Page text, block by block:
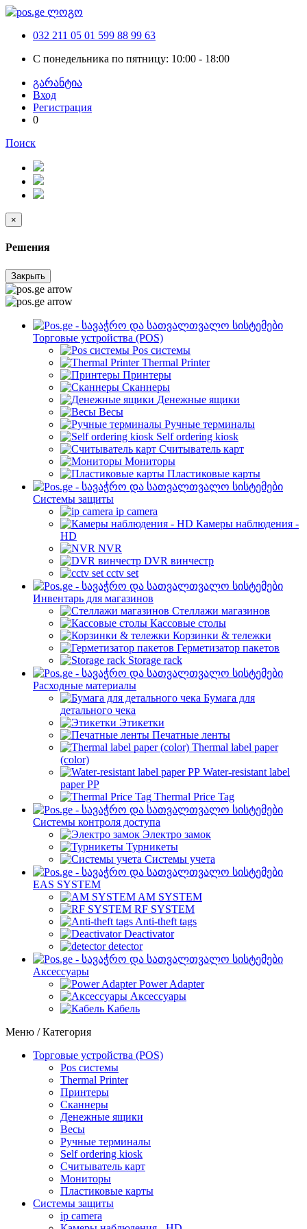
032 211 05 01 599 88 99 63
С понедельника по пятницу: 10:00 - 18:00
გარანტია
Вход
Регистрация
0
Поиск
×
Решения
Закрыть
Торговые устройства (POS)
Pos системы
Thermal Printer
Принтеры
Сканнеры
Денежные ящики
Весы
Ручные терминалы
Self ordering kiosk
Считыватель карт
Мониторы
Пластиковые карты
Cистемы защиты
ip camera
Камеры наблюдения -
HD
NVR
DVR винчестр
cctv set
Инвентарь для магазинов
Стеллажи магазинов
Кассовые столы
Корзинки & тележки
Герметизатор пакетов
Storage rack
Расходные материалы
Бумага для
детального чека
Этикетки
Печатные ленты
Thermal label paper
(color)
Water-resistant label
paper PP
Thermal Price Tag
Системы контроля доступа
Электро замок
Турникеты
Cистемы учета
EAS SYSTEM
AM SYSTEM
RF SYSTEM
Anti-theft tags
Deactivator
detector
Аксессуары
Power Adapter
Аксессуары
Кабель
Меню / Категория
Торговые устройства (POS)
Pos системы
Thermal Printer
Принтеры
Сканнеры
Денежные ящики
Весы
Ручные терминалы
Self ordering kiosk
Считыватель карт
Мониторы
Пластиковые карты
Cистемы защиты
ip camera